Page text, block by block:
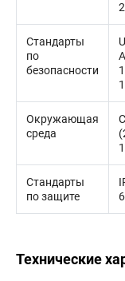
Стандарты
по
безопасности
Окружающая
среда
Стандарты
по защите
Технические